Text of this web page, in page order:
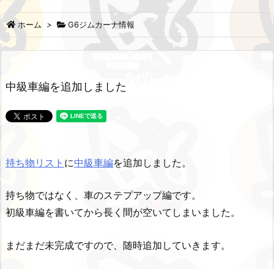
ホーム > G6ジムカーナ情報
中級車編を追加しました
持ち物リスト に中級車編を追加しました。
持ち物ではなく、車のステプアップ編です。
初級車編を書いてから長く間が空いてしまいました。
まだまだ未完成ですので、随時追加していきます。